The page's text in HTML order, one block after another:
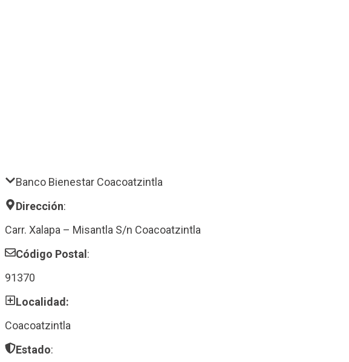
Banco Bienestar Coacoatzintla
Dirección:
Carr. Xalapa – Misantla S/n Coacoatzintla
Código Postal:
91370
Localidad:
Coacoatzintla
Estado: